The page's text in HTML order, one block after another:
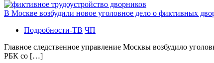
В Москве возбудили новое уголовное дело о фиктивных
Подробности-ТВ ЧП
Главное следственное управление Москвы возбудило
РБК со […]